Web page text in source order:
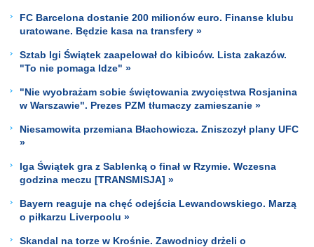
FC Barcelona dostanie 200 milionów euro. Finanse klubu
uratowane. Będzie kasa na transfery »
Sztab Igi Świątek zaapelował do kibiców. Lista zakazów.
"To nie pomaga Idze" »
"Nie wyobrażam sobie świętowania zwycięstwa Rosjanina
w Warszawie". Prezes PZM tłumaczy zamieszanie »
Niesamowita przemiana Błachowicza. Zniszczył plany UFC
»
Iga Świątek gra z Sablenką o finał w Rzymie. Wczesna
godzina meczu [TRANSMISJA] »
Bayern reaguje na chęć odejścia Lewandowskiego. Marzą
o piłkarzu Liverpoolu »
Skandal na torze w Krośnie. Zawodnicy drżeli o